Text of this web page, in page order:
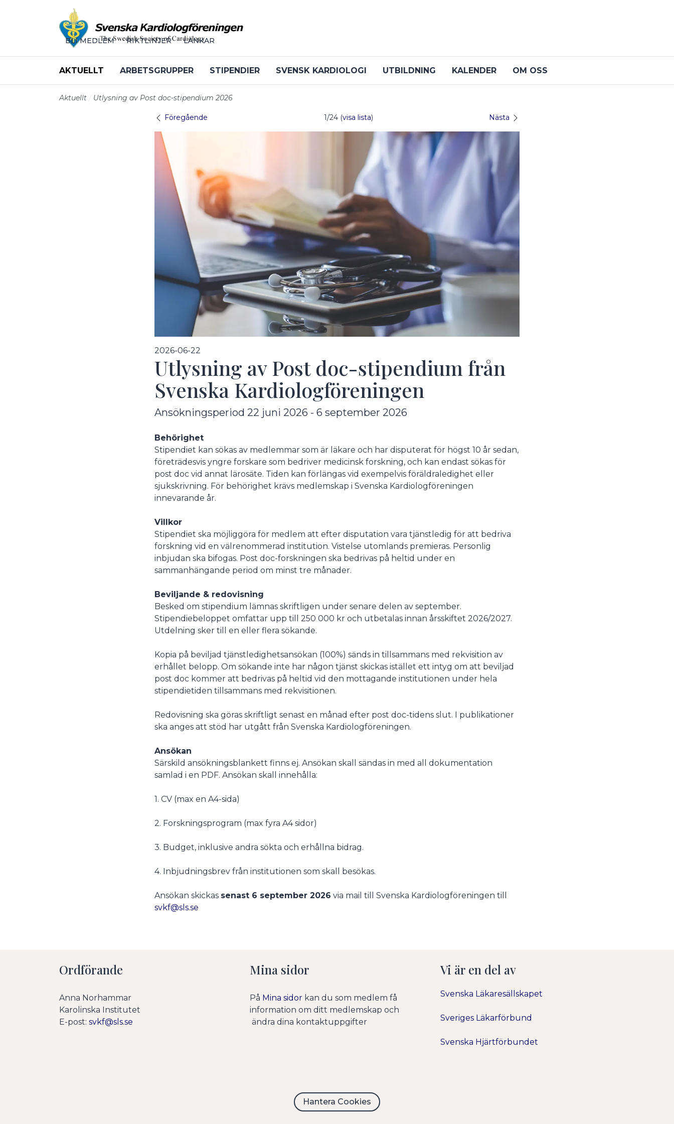
AKTUELLT ARBETSGRUPPER STIPENDIER SVENSK KARDIOLOGI UTBILDNING KALENDER OM OSS
BLI MEDLEM RIKTLINJER LÄNKAR
Aktuellt Utlysning av Post doc-stipendium 2026
Föregående 1/24 (visa lista) Nästa
2026-06-22
Utlysning av Post doc-stipendium från
Svenska Kardiologföreningen
Ansökningsperiod 22 juni 2026 - 6 september 2026
Behörighet
Stipendiet kan sökas av medlemmar som är läkare och har disputerat för högst 10 år sedan,
företrädesvis yngre forskare som bedriver medicinsk forskning, och kan endast sökas för
post doc vid annat lärosäte. Tiden kan förlängas vid exempelvis föräldraledighet eller
sjukskrivning. För behörighet krävs medlemskap i Svenska Kardiologföreningen
innevarande år.
Villkor
Stipendiet ska möjliggöra för medlem att efter disputation vara tjänstledig för att bedriva
forskning vid en välrenommerad institution. Vistelse utomlands premieras. Personlig
inbjudan ska bifogas. Post doc-forskningen ska bedrivas på heltid under en
sammanhängande period om minst tre månader.
Beviljande & redovisning
Besked om stipendium lämnas skriftligen under senare delen av september.
Stipendiebeloppet omfattar upp till 250 000 kr och utbetalas innan årsskiftet 2026/2027.
Utdelning sker till en eller flera sökande.
Kopia på beviljad tjänstledighetsansökan (100%) sänds in tillsammans med rekvisition av
erhållet belopp. Om sökande inte har någon tjänst skickas istället ett intyg om att beviljad
post doc kommer att bedrivas på heltid vid den mottagande institutionen under hela
stipendietiden tillsammans med rekvisitionen.
Redovisning ska göras skriftligt senast en månad efter post doc-tidens slut. I publikationer
ska anges att stöd har utgått från Svenska Kardiologföreningen.
Ansökan
Särskild ansökningsblankett finns ej. Ansökan skall sändas in med all dokumentation
samlad i en PDF. Ansökan skall innehålla:
1. CV (max en A4-sida)
2. Forskningsprogram (max fyra A4 sidor)
3. Budget, inklusive andra sökta och erhållna bidrag.
4. Inbjudningsbrev från institutionen som skall besökas.
Ansökan skickas senast 6 september 2026 via mail till Svenska Kardiologföreningen till
svkf@sls.se
Ordförande
Anna Norhammar
Karolinska Institutet
E-post: svkf@sls.se
Mina sidor
På Mina sidorkan du som medlem få
information om ditt medlemskap och
ändra dina kontaktuppgifter
Vi är en del av
Svenska Läkaresällskapet
Sveriges Läkarförbund
Svenska Hjärtförbundet
Hantera Cookies